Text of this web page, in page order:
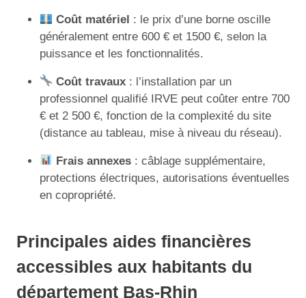
Coût matériel : le prix d’une borne oscille
généralement entre 600 € et 1500 €, selon la
puissance et les fonctionnalités.
Coût travaux : l’installation par un
professionnel qualifié IRVE peut coûter entre 700
€ et 2 500 €, fonction de la complexité du site
(distance au tableau, mise à niveau du réseau).
Frais annexes : câblage supplémentaire,
protections électriques, autorisations éventuelles
en copropriété.
Principales aides financières
accessibles aux habitants du
département Bas-Rhin